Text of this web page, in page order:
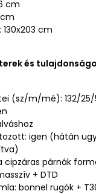
cm
cm
és
(sz/m/mé): 132/
igen (hátán
cipzáras párnák
+ DTD
bonnel rugók +